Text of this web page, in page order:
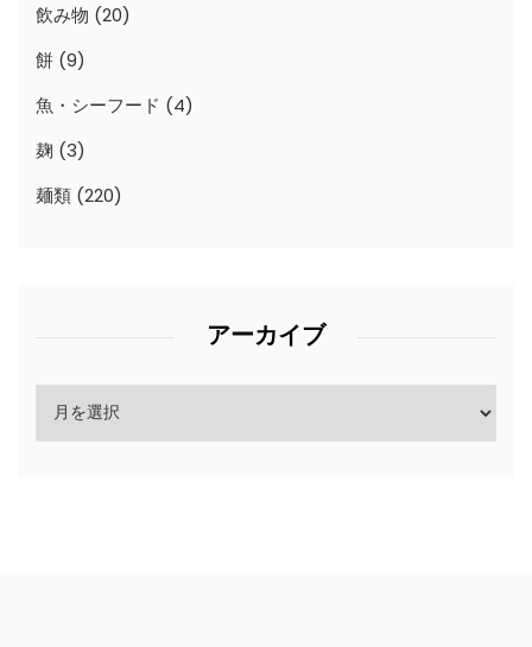
飲み物 (20)
餅 (9)
魚・シーフード (4)
麹 (3)
麺類 (220)
アーカイブ